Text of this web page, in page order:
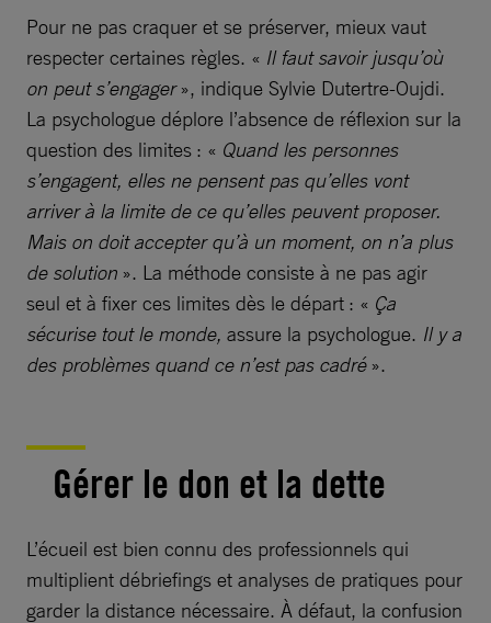
Pour ne pas craquer et se préserver, mieux vaut
respecter certaines règles. « Il faut savoir jusqu’où
on peut s’engager», indique Sylvie Dutertre-Oujdi.
La psychologue déplore l’absence de réflexion sur la
question des limites : « Quand les personnes
s’engagent, elles ne pensent pas qu’elles vont
arriver à la limite de ce qu’elles peuvent proposer.
Mais on doit accepter qu’à un moment, on n’a plus
de solution ». La méthode consiste à ne pas agir
seul et à fixer ces limites dès le départ : « Ça
sécurise tout le monde, assure la psychologue. Il y a
des problèmes quand ce n’est pas cadré ».
Gérer le don et la dette
L’écueil est bien connu des professionnels qui
multiplient débriefings et analyses de pratiques pour
garder la distance nécessaire. À défaut, la confusion